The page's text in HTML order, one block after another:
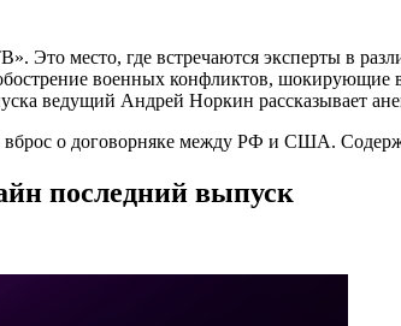
Это место, где встречаются эксперты в
военных конфликтов,
ведущий Андрей Норкин рассказывает
вброс о договорняке между РФ и США.
последний выпуск